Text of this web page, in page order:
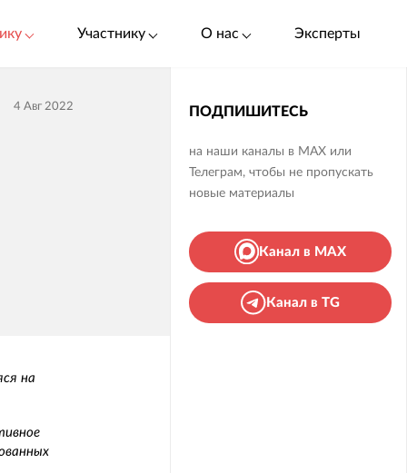
Участнику О нас Эксперты
4 Авг 2022
на
ПОДПИШИТЕСЬ
на наши каналы в MAX или
Телеграм, чтобы не пропускать
новые материалы
Канал в MAX
Канал в TG